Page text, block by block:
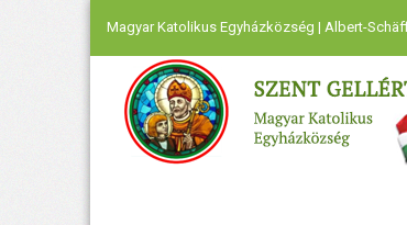
Magyar Katolikus Egyházközség | Albert-